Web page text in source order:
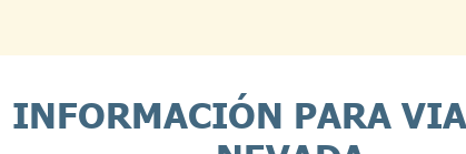
INFORMACIÓN PARA